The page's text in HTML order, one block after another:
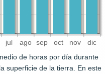
jul ago sep oct nov dic
de horas por día durante
superficie de la tierra. En este